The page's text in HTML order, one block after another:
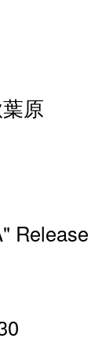
葉原
Release